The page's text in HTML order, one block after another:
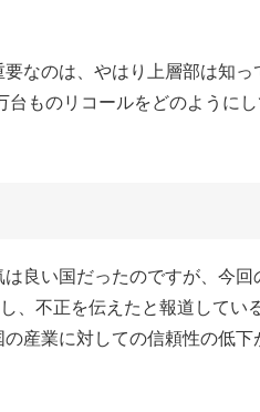
なのは、やはり上層部は知っ
ものリコールをどのように
良い国だったのですが、今回
、不正を伝えたと報道してい
産業に対しての信頼性の低下